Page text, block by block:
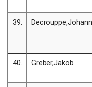
39. Decrouppe,Johann
40. Greber,Jakob